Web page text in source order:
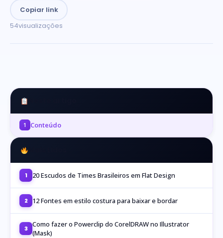
Copiar link
54visualizações
1 Conteúdo
1 20 Escudos de Times Brasileiros em Flat Design
2 12 Fontes em estilo costura para baixar e bordar
3 Como fazer o Powerclip do CorelDRAW no Illustrator
(Mask)